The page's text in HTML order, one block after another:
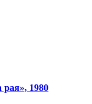
1980